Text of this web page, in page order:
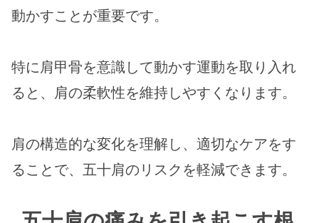
動かすことが重要です。
特に肩甲骨を意識して動かす運動を取り入れ
ると、肩の柔軟性を維持しやすくなります。
肩の構造的な変化を理解し、適切なケアをす
ることで、五十肩のリスクを軽減できます。